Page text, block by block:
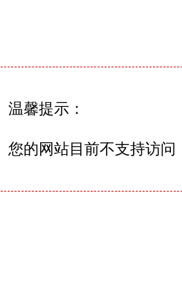
温馨提示：
您的网站目前不支持访